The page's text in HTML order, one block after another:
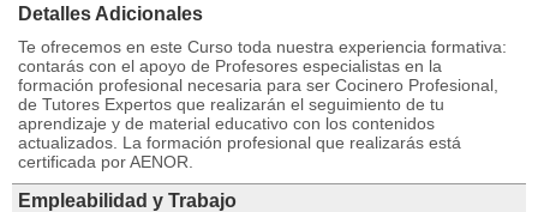
Detalles Adicionales
Te ofrecemos en este Curso toda nuestra experiencia formativa:
contarás con el apoyo de Profesores especialistas en la
formación profesional necesaria para ser Cocinero Profesional,
de Tutores Expertos que realizarán el seguimiento de tu
aprendizaje y de material educativo con los contenidos
actualizados. La formación profesional que realizarás está
certificada por AENOR.
Empleabilidad y Trabajo